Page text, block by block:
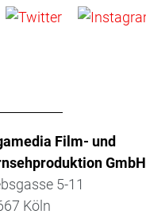
Film- und
GmbH
5-11
Köln